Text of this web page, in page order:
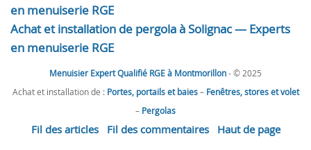
en menuiserie RGE
Achat et installation de pergola à Solignac — Experts
en menuiserie RGE
Menuisier Expert Qualifié RGE à Montmorillon- © 2025
Achat et installation de : Portes, portails et baies– Fenêtres, stores et volet
– Pergolas
Fil des articles Fil des commentaires Haut de page